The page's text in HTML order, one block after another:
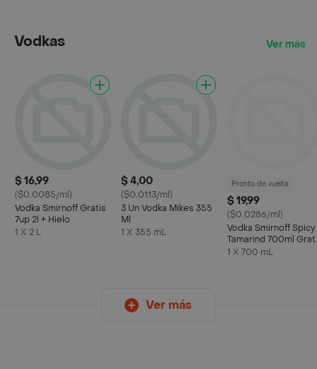
Vodkas Ver más
$ 16,99
($0.0085/ml)
Vodka Smirnoff Gratis
7up 2l + Hielo
1 X 2 L
$ 4,00
($0.0113/ml)
3 Un Vodka Mikes 355
Ml
1 X 355 mL
Pronto de vuelta
$ 19,99
($0.0286/ml)
Vodka Smirnoff Spicy
Tamarind 700ml
Imperial Toronja +
1 X 700 mL
Ver más